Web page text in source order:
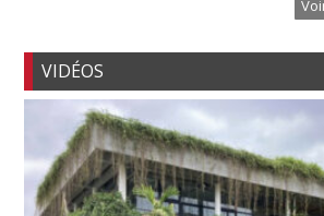
VIDÉOS